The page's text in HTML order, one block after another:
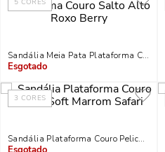
5 CORES
Sandália Meia Pata Plataforma Couro
Indisponível
3 CORES
Sandália Plataforma Couro Pelica Soft